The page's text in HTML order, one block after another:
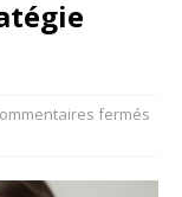
fermés